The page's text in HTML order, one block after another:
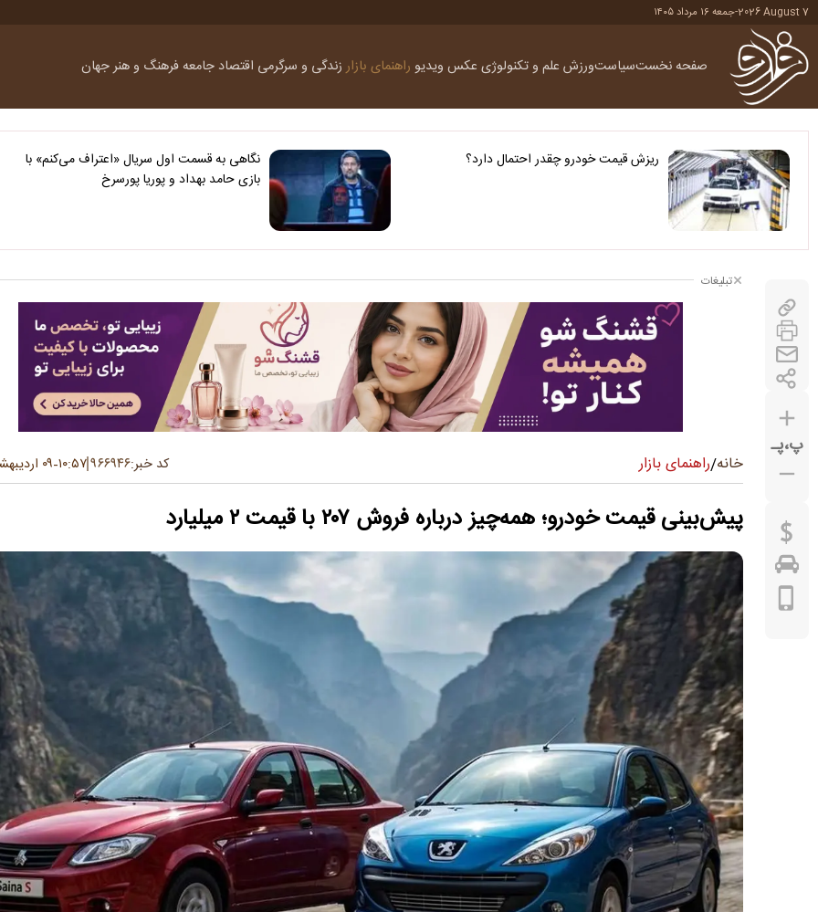
2026 August 7
-جمعه ۱۶ مرداد ۱۴۰۵
صفحه نخستسیاستورزش علم و تکنولوژی عکس ویدیو راهنمای بازارزندگی و سرگرمی اقتصاد جامعهفرهنگ و هنرجهان
ریزش قیمت خودرو چقدر احتمال دارد؟
نگاهی به قسمت اول سریال «اعتراف می‌کنم» با
بازی حامد بهداد و پوریا پورسرخ
پ،پـ
تبلیغات
خانه/راهنمای بازار کد خبر:۹۶۶۹۴۶۱۰:۵۷-۰۹ اردیبهشت ۱۴۰۵
پیش‌بینی قیمت خودرو؛ همه‌چیز درباره فروش ۲۰۷ با قیمت ۲ میلیارد